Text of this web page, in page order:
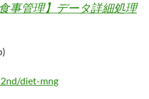
事管理】データ詳細処理
diet-mng